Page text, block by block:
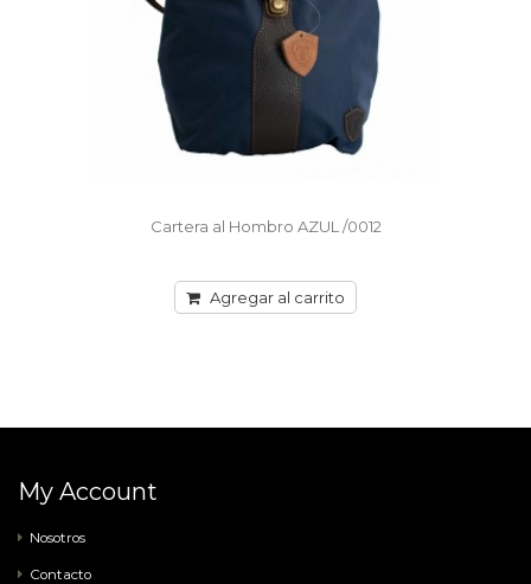
Cartera al Hombro AZUL /0012
Agregar al carrito
My Account
Nosotros
Contacto